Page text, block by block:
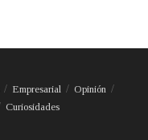
Empresarial
Opinión
Curiosidades